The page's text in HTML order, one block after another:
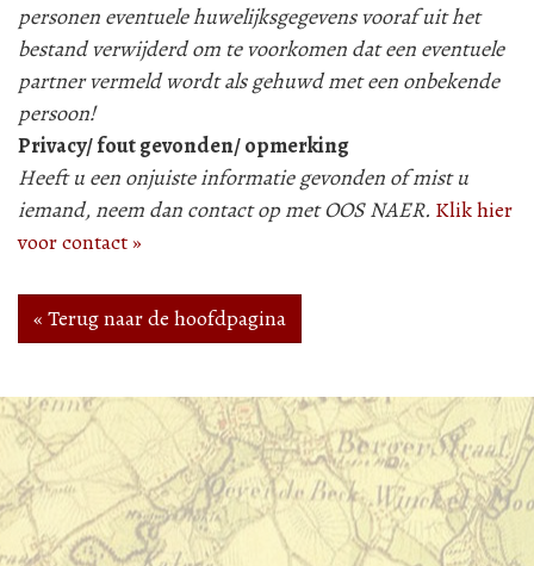
personen eventuele huwelijksgegevens vooraf uit het
bestand verwijderd om te voorkomen dat een eventuele
partner vermeld wordt als gehuwd met een onbekende
persoon!
Privacy/ fout gevonden/ opmerking
Heeft u een onjuiste informatie gevonden of mist u
iemand, neem dan contact op met OOS NAER. Klik hier
voor contact »
« Terug naar de hoofdpagina